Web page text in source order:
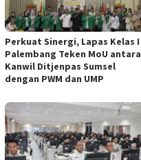
Perkuat Sinergi, Lapas Kelas I
Palembang Teken MoU antara
Kanwil Ditjenpas Sumsel
dengan PWM dan UMP